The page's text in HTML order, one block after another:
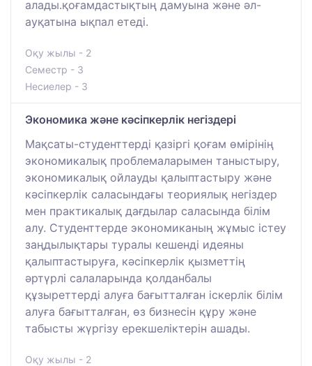
алады.қоғамдастықтың дамуына және әл-
ауқатына ықпал етеді.
Оқу жылы - 2
Семестр - 3
Несиелер - 3
Экономика және кәсіпкерлік негіздері
Мақсаты-студенттерді қазіргі қоғам өмірінің
экономикалық проблемаларымен таныстыру,
экономикалық ойлауды қалыптастыру және
кәсіпкерлік саласындағы теориялық негіздер
мен практикалық дағдылар саласында білім
алу. Студенттерде экономиканың жұмыс істеу
заңдылықтары туралы кешенді идеяны
қалыптастыруға, кәсіпкерлік қызметтің
әртүрлі салаларында қолданбалы
құзыреттерді алуға бағытталған іскерлік білім
алуға бағытталған, өз бизнесін құру және
табысты жүргізу ерекшеліктерін ашады.
Оқу жылы - 2